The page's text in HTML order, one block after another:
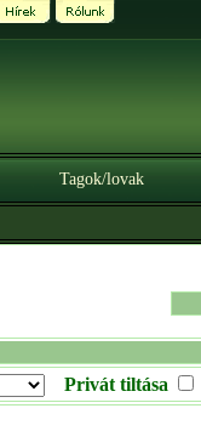
Tagok/lovak
Privát tiltása